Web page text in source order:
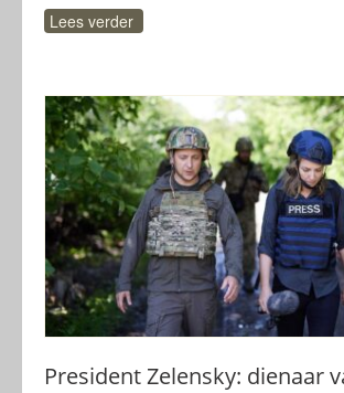
Lees verder
President Zelensky: dienaar